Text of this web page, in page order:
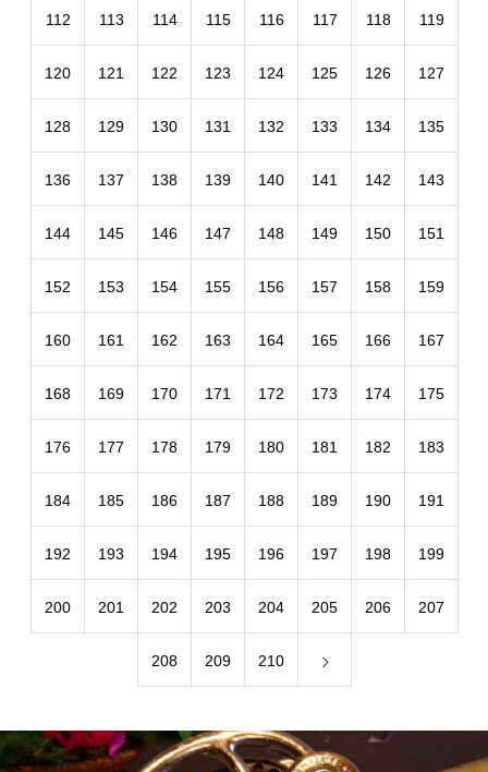
112 113 114 115 116 117 118 119
120 121 122 123 124 125 126 127
128 129 130 131 132 133 134 135
136 137 138 139 140 141 142 143
144 145 146 147 148 149 150 151
152 153 154 155 156 157 158 159
160 161 162 163 164 165 166 167
168 169 170 171 172 173 174 175
176 177 178 179 180 181 182 183
184 185 186 187 188 189 190 191
192 193 194 195 196 197 198 199
200 201 202 203 204 205 206 207
208 209 210